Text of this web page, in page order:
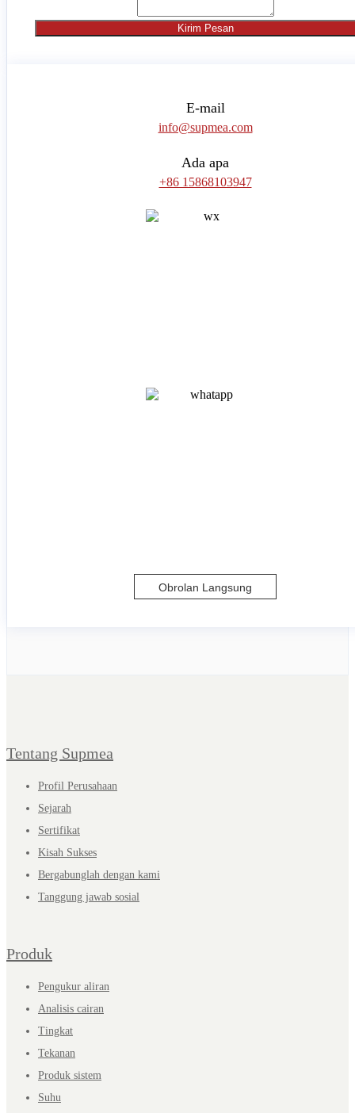
Kirim Pesan
E-mail
info@supmea.com
Ada apa
+86 15868103947
Obrolan Langsung
Tentang Supmea
Profil Perusahaan
Sejarah
Sertifikat
Kisah Sukses
Bergabunglah dengan kami
Tanggung jawab sosial
Produk
Pengukur aliran
Analisis cairan
Tingkat
Tekanan
Produk sistem
Suhu